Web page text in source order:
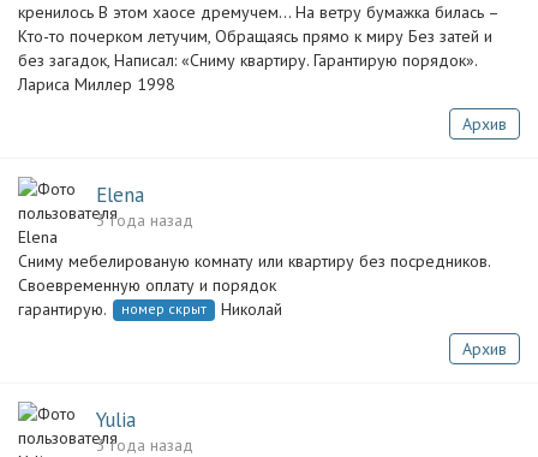
кренилось В этом хаосе дремучем… На ветру бумажка билась –
Кто-то почерком летучим, Обращаясь прямо к миру Без затей и
без загадок, Написал: «Сниму квартиру. Гарантирую порядок».
Лариса Миллер 1998
Архив
Elena
3 года назад
Сниму мебелированую комнату или квартиру без посредников.
Своевременную оплату и порядок
гарантирую.
номер скрыт
Николай
Архив
Yulia
3 года назад